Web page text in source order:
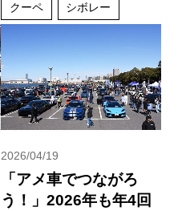
クーペ シボレー
2026/04/19
「アメ車でつながろ
う！」2026年も年4回